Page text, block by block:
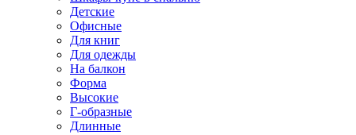
Детские
Офисные
Для книг
Для одежды
На балкон
Форма
Высокие
Г-образные
Длинные